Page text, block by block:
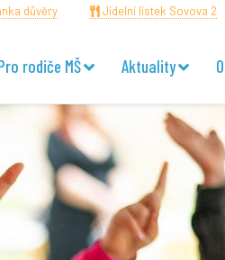
důvěry Jídelní lístek Sovova 2
rodiče MŠ Aktuality